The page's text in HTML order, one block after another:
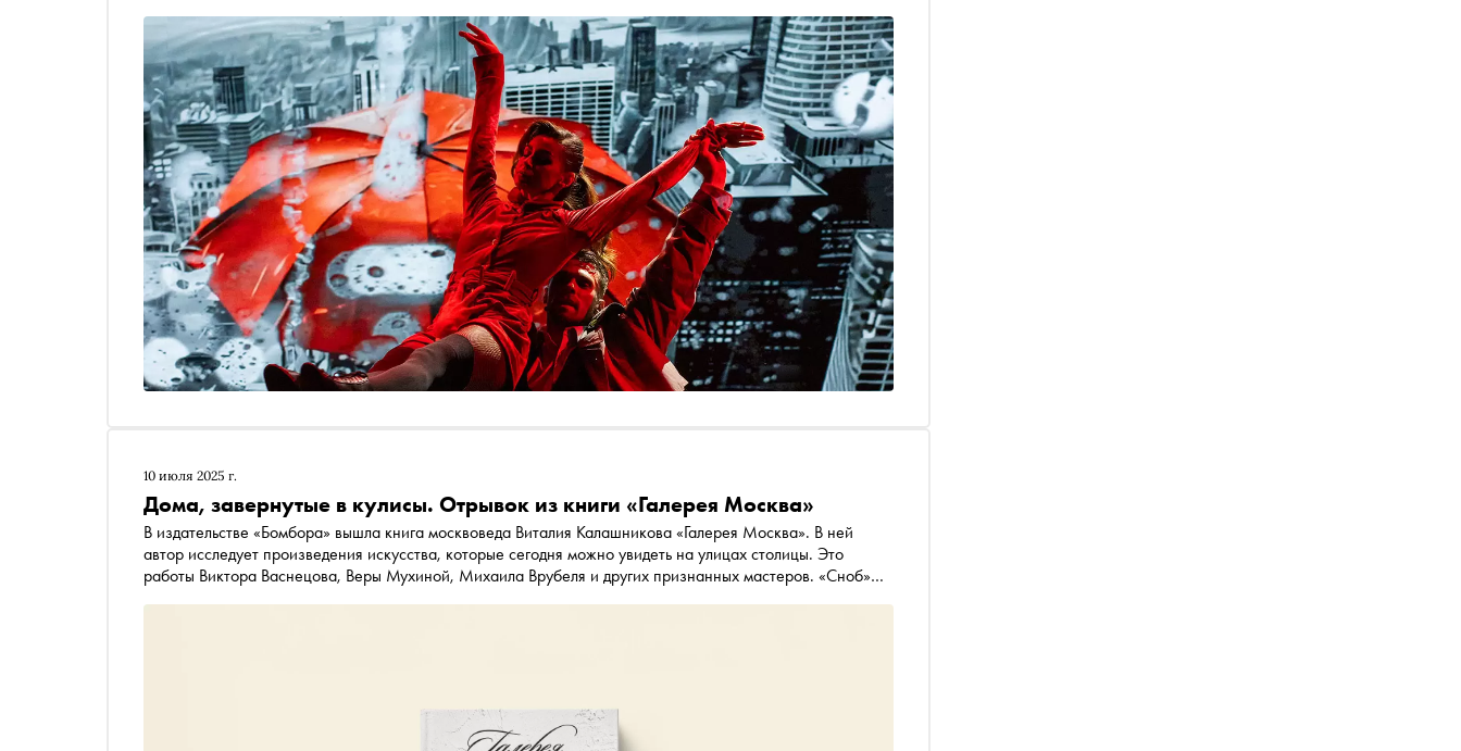
10 июля 2025 г.
Дома, завернутые в кулисы. Отрывок из книги «Галерея Москва»
В издательстве «Бомбора» вышла книга москвоведа Виталия Калашникова «Галерея Москва». В ней
автор исследует произведения искусства, которые сегодня можно увидеть на улицах столицы. Это
работы Виктора Васнецова, Веры Мухиной, Михаила Врубеля и других признанных мастеров. «Сноб»